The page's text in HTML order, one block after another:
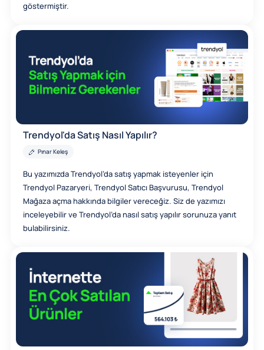
göstermiştir.
Trendyol'da Satış Nasıl Yapılır?
Pınar Keleş
Bu yazımızda Trendyol’da satış yapmak isteyenler için
Trendyol Pazaryeri, Trendyol Satıcı Başvurusu, Trendyol
Mağaza açma hakkında bilgiler vereceğiz. Siz de yazımızı
inceleyebilir ve Trendyol’da nasıl satış yapılır sorunuza yanıt
bulabilirsiniz.